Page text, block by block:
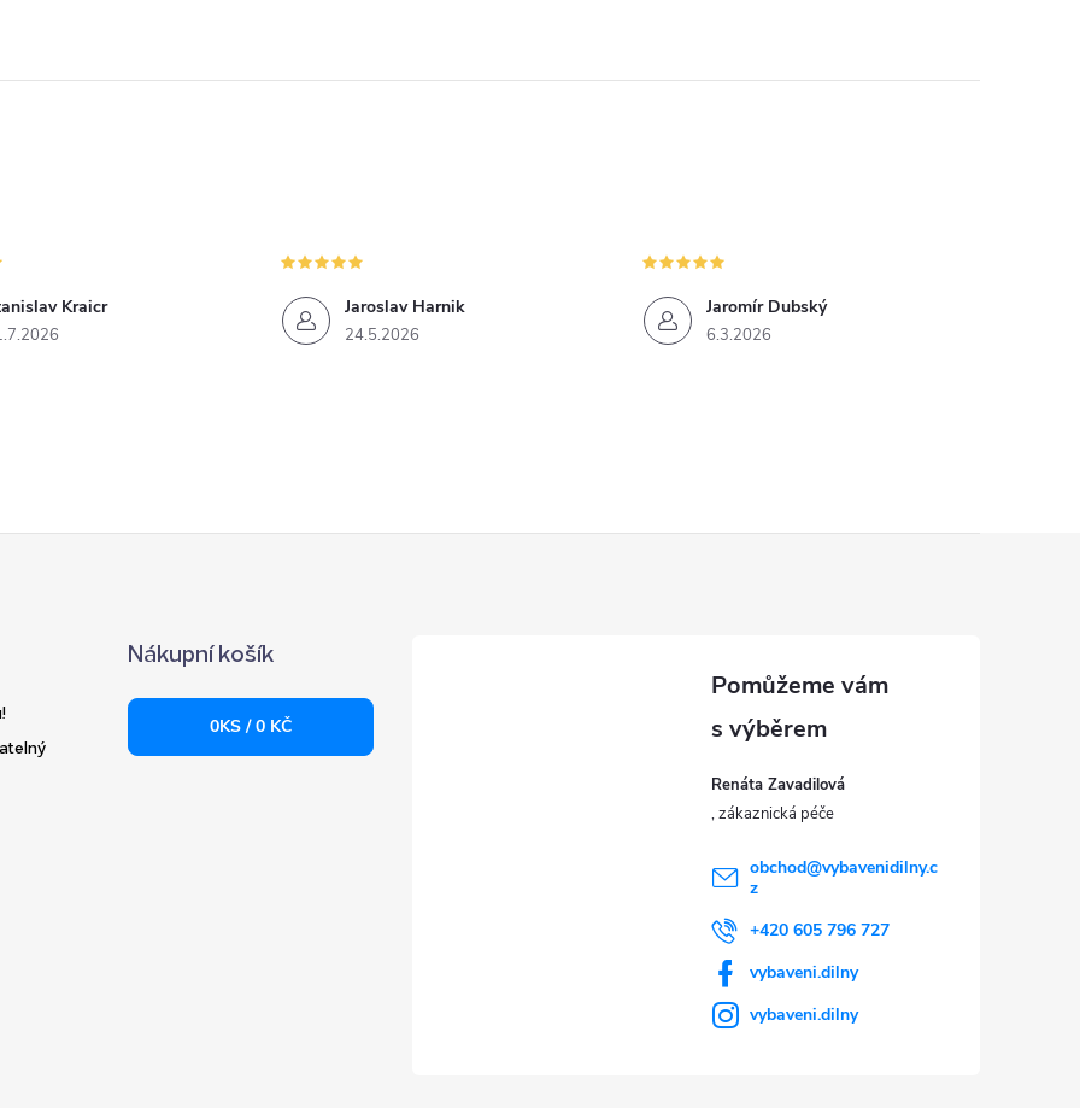
Kraicr Jaroslav Harnik
24.5.2026
Jaromír Dubský
6.3.2026
Nákupní košík
0KS /0 KČ
Renáta Zavadilová
obchod@vybavenidilny.c
z
+420 605 796 727
vybaveni.dilny
vybaveni.dilny